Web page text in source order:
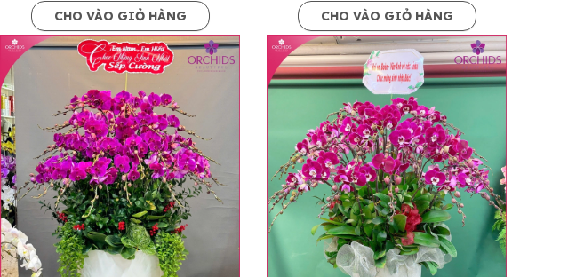
từ nhiều cây hoa và tạo dáng hoàn toàn thủ công nên có thể sẽ
thuộc theo mùa và điều kiện khách quan, tùy vào thời điểm hoa nở
trang trí.
dựa trên mẫu đã chọn với mức độ giống mẫu khoảng 80-90%,
tôi sẽ chủ động liên lạc với khách hàng để thông báo và tư vấn
hợp không đủ thời gian hoặc không liên lạc được với người
CHO VÀO GIỎ HÀNG CHO VÀO GIỎ HÀNG